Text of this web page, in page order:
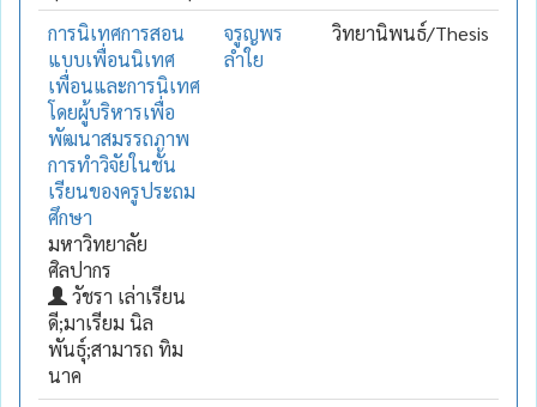
การนิเทศการสอน
แบบเพื่อนนิเทศ
เพื่อนและการนิเทศ
โดยผู้บริหารเพื่อ
พัฒนาสมรรถภาพ
การทำวิจัยในชั้น
เรียนของครูประถม
ศึกษา
มหาวิทยาลัย
ศิลปากร
วัชรา เล่าเรียน
ดี;มาเรียม นิล
พันธุ์;สามารถ ทิม
นาค
จรูญพร
ลำใย
วิทยานิพนธ์/Thesis